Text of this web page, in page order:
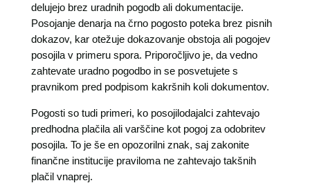
delujejo brez uradnih pogodb ali dokumentacije.
Posojanje denarja na črno pogosto poteka brez pisnih
dokazov, kar otežuje dokazovanje obstoja ali pogojev
posojila v primeru spora. Priporočljivo je, da vedno
zahtevate uradno pogodbo in se posvetujete s
pravnikom pred podpisom kakršnih koli dokumentov.
Pogosti so tudi primeri, ko posojilodajalci zahtevajo
predhodna plačila ali varščine kot pogoj za odobritev
posojila. To je še en opozorilni znak, saj zakonite
finančne institucije praviloma ne zahtevajo takšnih
plačil vnaprej.